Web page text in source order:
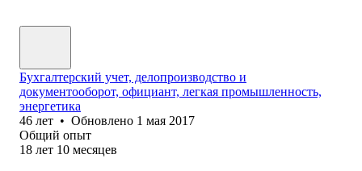
Бухгалтерский учет, делопроизводство и
документооборот, официант, легкая промышленность,
энергетика
46 лет • Обновлено 1 мая 2017
Общий опыт
18 лет 10 месяцев